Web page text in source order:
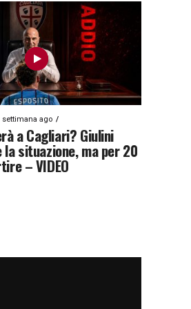
settimana ago
a Cagliari? Giulini
situazione, ma per 20
– VIDEO